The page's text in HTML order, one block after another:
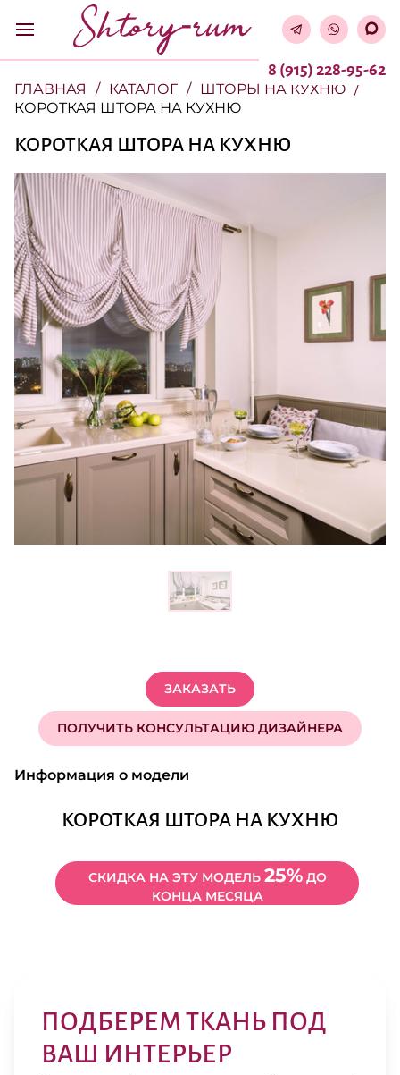
8 (915) 228-95-62
ГЛАВНАЯ КАТАЛОГ
ШТОРЫ НА КУХНЮ
КОРОТКАЯ ШТОРА НА КУХНЮ
КОРОТКАЯ ШТОРА НА КУХНЮ
ЗАКАЗАТЬ
ПОЛУЧИТЬ КОНСУЛЬТАЦИЮ ДИЗАЙНЕРА
Информация о модели
КОРОТКАЯ ШТОРА НА КУХНЮ
СКИДКА НА ЭТУ МОДЕЛЬ 25%ДО
КОНЦА МЕСЯЦА
ПОДБЕРЕМ ТКАНЬ ПОД
ВАШ ИНТЕРЬЕР